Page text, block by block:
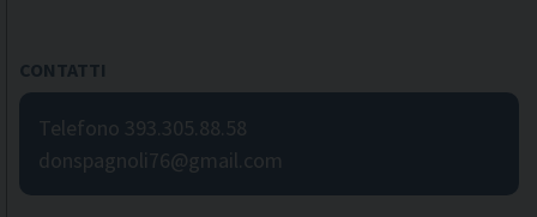
CONTATTI
Telefono 393.305.88.58
donspagnoli76@gmail.com